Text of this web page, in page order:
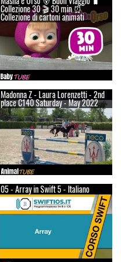
Сollezione 30 🎬 30 min ⏰
Collezione di cartoni animati
Madonna Z - Laura Lorenzetti - 2nd
place C140 Saturday - May 2022
05 - Array in Swift 5 - Italiano